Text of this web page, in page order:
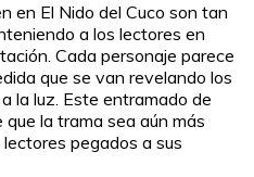
en El Nido del Cuco son tan
a los lectores en
Cada personaje parece
que se van revelando los
la luz. Este entramado de
la trama sea aún más
pegados a sus